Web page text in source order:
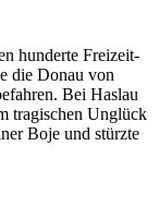
hunderte Freizeit-
die Donau von
Bei Haslau
tragischen Unglück
Boje und stürzte